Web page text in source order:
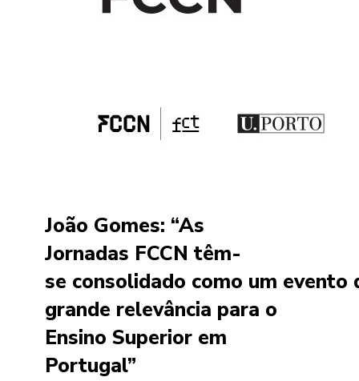
João Gomes: “As
Jornadas FCCN têm-
se consolidado como um evento
grande relevância para o
Ensino Superior em
Portugal”